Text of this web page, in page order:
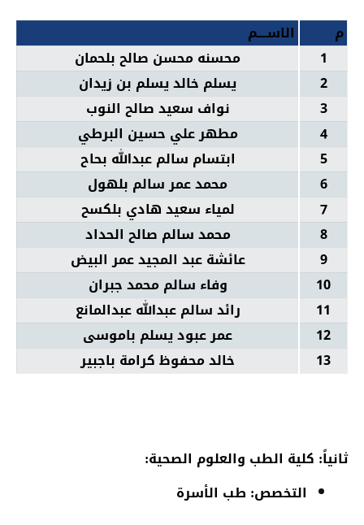
م
الاســــم
1
محسنه محسن صالح بلحمان
2
يسلم خالد يسلم بن زيدان
3
نواف سعيد صالح النوب
4
مطهر علي حسين البرطي
5
ابتسام سالم عبدالله بحاح
6
محمد عمر سالم بلهول
7
لمياء سعيد هادي بلكسح
8
محمد سالم صالح الحداد
9
عائشة عبد المجيد عمر البيض
10
وفاء سالم محمد جبران
11
رائد سالم عبدالله عبدالمانع
12
عمر عبود يسلم باموسى
13
خالد محفوظ كرامة باجبير
ثانياً: كلية الطب والعلوم الصحية:
التخصص: طب الأسرة